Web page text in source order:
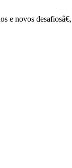
e novos desafiosâ€,